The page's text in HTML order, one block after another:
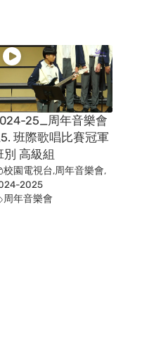
25_周年音樂會
班際歌唱比賽冠軍
別 高級組
校園電視台,周年音樂會,
2025
周年音樂會